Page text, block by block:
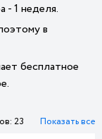
- 1 неделя.
в
бесплатное
23 Показать все